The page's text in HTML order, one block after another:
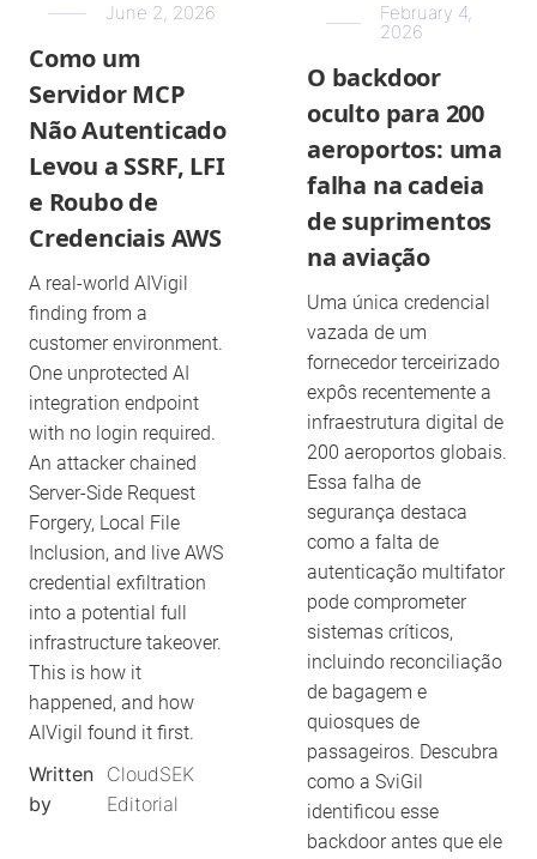
June 2, 2026
Como um
Servidor MCP
Não Autenticado
Levou a SSRF, LFI
e Roubo de
Credenciais AWS
A real-world AIVigil
finding from a
customer environment.
One unprotected AI
integration endpoint
with no login required.
An attacker chained
Server-Side Request
Forgery, Local File
Inclusion, and live AWS
credential exfiltration
into a potential full
infrastructure takeover.
This is how it
happened, and how
AIVigil found it first.
Written
by
CloudSEK
Editorial
February 4,
2026
O backdoor
oculto para 200
aeroportos: uma
falha na cadeia
de suprimentos
na aviação
Uma única credencial
vazada de um
fornecedor terceirizado
expôs recentemente a
infraestrutura digital de
200 aeroportos globais.
Essa falha de
segurança destaca
como a falta de
autenticação multifator
pode comprometer
sistemas críticos,
incluindo reconciliação
de bagagem e
quiosques de
passageiros. Descubra
como a SviGil
identificou esse
backdoor antes que ele